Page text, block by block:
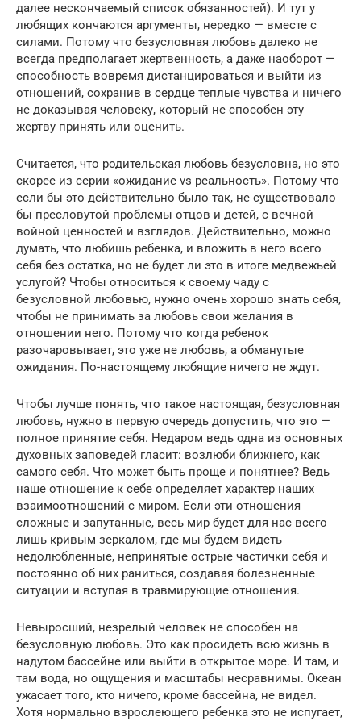
далее нескончаемый список обязанностей). И тут у
любящих кончаются аргументы, нередко — вместе с
силами. Потому что безусловная любовь далеко не
всегда предполагает жертвенность, а даже наоборот —
способность вовремя дистанцироваться и выйти из
отношений, сохранив в сердце теплые чувства и ничего
не доказывая человеку, который не способен эту
жертву принять или оценить.
Считается, что родительская любовь безусловна, но это
скорее из серии «ожидание vs реальность». Потому что
если бы это действительно было так, не существовало
бы пресловутой проблемы отцов и детей, с вечной
войной ценностей и взглядов. Действительно, можно
думать, что любишь ребенка, и вложить в него всего
себя без остатка, но не будет ли это в итоге медвежьей
услугой? Чтобы относиться к своему чаду с
безусловной любовью, нужно очень хорошо знать себя,
чтобы не принимать за любовь свои желания в
отношении него. Потому что когда ребенок
разочаровывает, это уже не любовь, а обманутые
ожидания. По-настоящему любящие ничего не ждут.
Чтобы лучше понять, что такое настоящая, безусловная
любовь, нужно в первую очередь допустить, что это —
полное принятие себя. Недаром ведь одна из основных
духовных заповедей гласит: возлюби ближнего, как
самого себя. Что может быть проще и понятнее? Ведь
наше отношение к себе определяет характер наших
взаимоотношений с миром. Если эти отношения
сложные и запутанные, весь мир будет для нас всего
лишь кривым зеркалом, где мы будем видеть
недолюбленные, непринятые острые частички себя и
постоянно об них раниться, создавая болезненные
ситуации и вступая в травмирующие отношения.
Невыросший, незрелый человек не способен на
безусловную любовь. Это как просидеть всю жизнь в
надутом бассейне или выйти в открытое море. И там, и
там вода, но ощущения и масштабы несравнимы. Океан
ужасает того, кто ничего, кроме бассейна, не видел.
Хотя нормально взрослеющего ребенка это не испугает,